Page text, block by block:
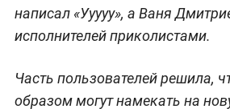
написал «Ууууу», а Ваня
исполнителей приколистами.
Часть пользователей решила,
образом могут намекать на